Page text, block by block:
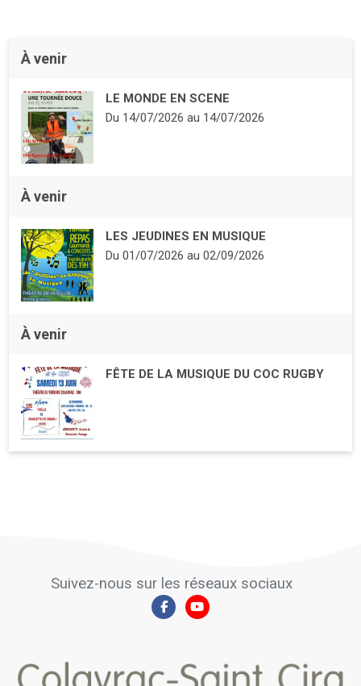
À venir
LE MONDE EN SCENE
Du 14/07/2026au 14/07/2026
À venir
LES JEUDINES EN MUSIQUE
Du 01/07/2026au 02/09/2026
À venir
FÊTE DE LA MUSIQUE DU COC RUGBY
Suivez-nous sur les réseaux sociaux